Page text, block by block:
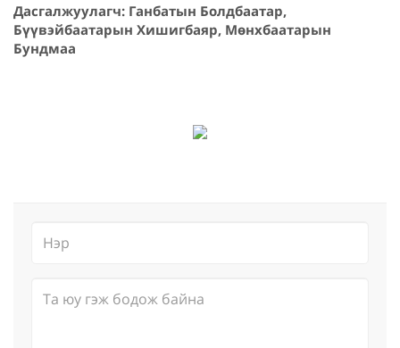
Дасгалжуулагч: Ганбатын Болдбаатар,
Бүүвэйбаатарын Хишигбаяр, Мөнхбаатарын
Бундмаа